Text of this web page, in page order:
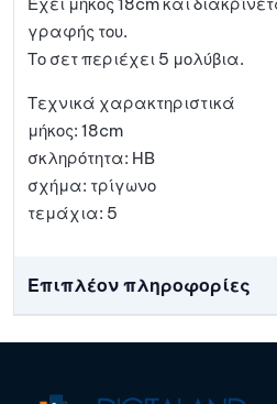
γραφής του.
Το σετ περιέχει 5 μολύβια.
Τεχνικά χαρακτηριστικά
μήκος: 18cm
σκληρότητα: HB
σχήμα: τρίγωνο
τεμάχια: 5
Επιπλέον πληροφορίες